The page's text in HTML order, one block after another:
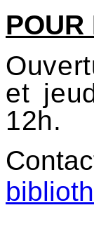
POUR
et
12h.